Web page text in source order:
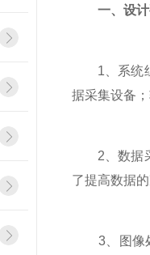
一、设
1、系统组
据采集设备
2、数据采
了提高数据
3、图像处